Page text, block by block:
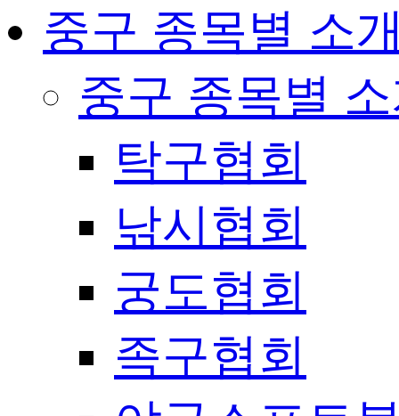
중구 종목별 소
중구 종목별
탁구협회
낚시협회
궁도협회
족구협회